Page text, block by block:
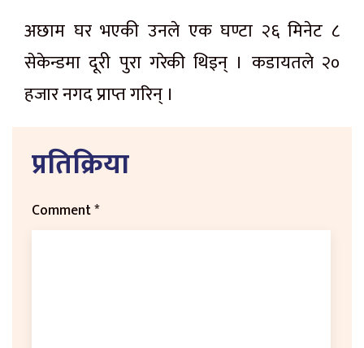
अछाम घर भएकी उनले एक घण्टा २६ मिनेट ८
सेकेन्डमा दूरी पुरा गरेकी थिइन् । कडायतले २०
हजार नगद प्राप्त गरिन् ।
प्रतिक्रिया
Comment*